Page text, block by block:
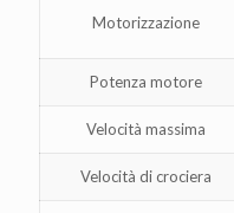
Motorizzazione
Potenza motore
Velocità massima
Velocità di crociera